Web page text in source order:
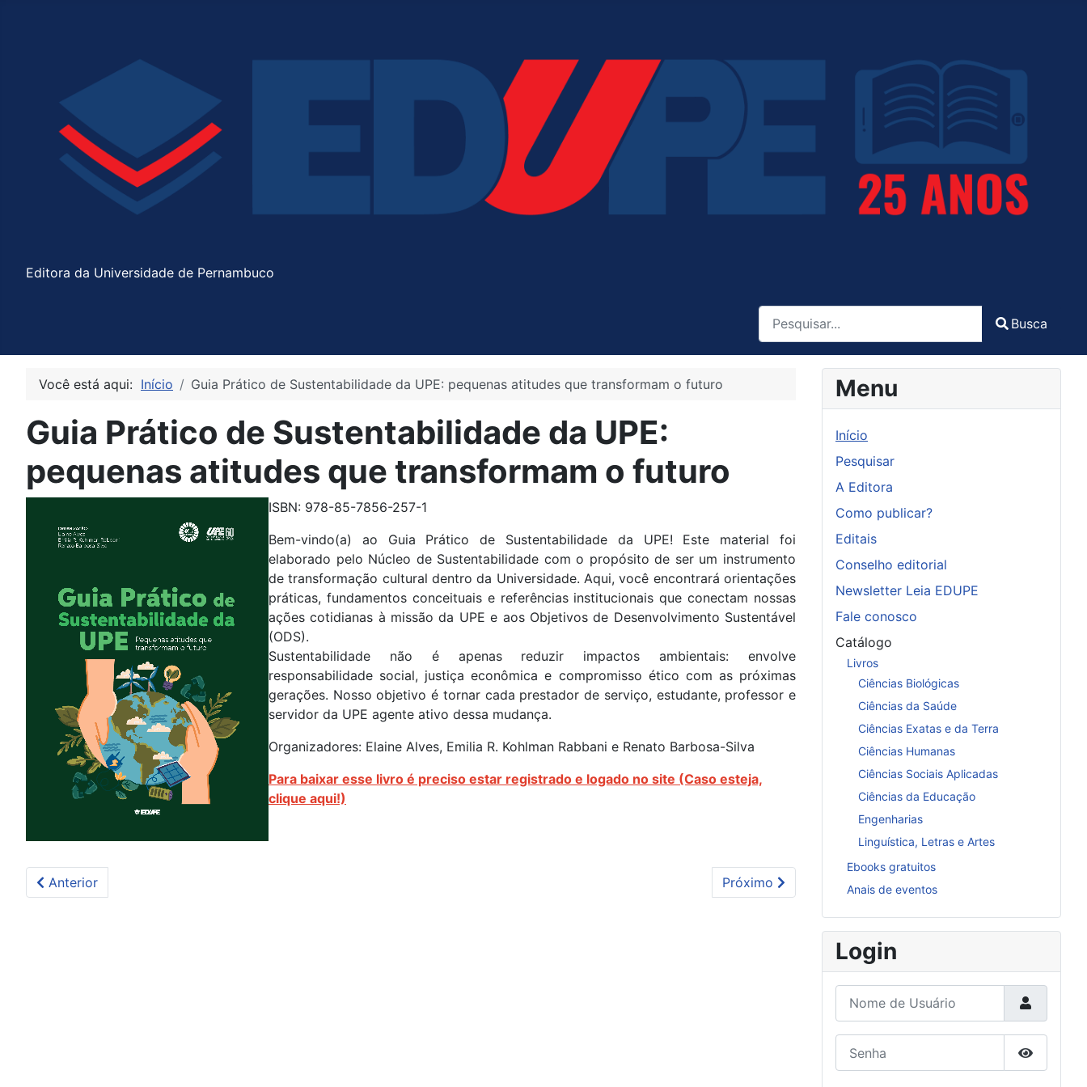
Editora da Universidade de Pernambuco
Pesquisa
Busca
Você está aqui: Início Guia Prático de Sustentabilidade da UPE: pequenas atitudes que transformam o futuro
Guia Prático de Sustentabilidade da UPE:
pequenas atitudes que transformam o futuro
ISBN: 978-85-7856-257-1
Bem-vindo(a) ao Guia Prático de Sustentabilidade da UPE! Este material foi
elaborado pelo Núcleo de Sustentabilidade com o propósito de ser um instrumento
de transformação cultural dentro da Universidade. Aqui, você encontrará orientações
práticas, fundamentos conceituais e referências institucionais que conectam nossas
ações cotidianas à missão da UPE e aos Objetivos de Desenvolvimento Sustentável
(ODS).
Sustentabilidade não é apenas reduzir impactos ambientais: envolve
responsabilidade social, justiça econômica e compromisso ético com as próximas
gerações. Nosso objetivo é tornar cada prestador de serviço, estudante, professor e
servidor da UPE agente ativo dessa mudança.
Organizadores: Elaine Alves, Emilia R. Kohlman Rabbani e Renato Barbosa-Silva
Para baixar esse livro é preciso estar registrado e logado no site (Caso esteja,
clique aqui!)
Artigo anterior: Universidade de Pernambuco: presença e pluralidades
Anterior Próximo artigo: Educação, ciência e sustentabilidade:
Próximo
Menu
Início
Pesquisar
A Editora
Como publicar?
Editais
Conselho editorial
Newsletter Leia EDUPE
Fale conosco
Catálogo
Livros
Ciências Biológicas
Ciências da Saúde
Ciências Exatas e da Terra
Ciências Humanas
Ciências Sociais Aplicadas
Ciências da Educação
Engenharias
Linguística, Letras e Artes
Ebooks gratuitos
Anais de eventos
Login
Nome de Usuário
Mostrar